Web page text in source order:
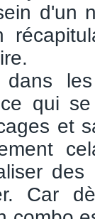
d'un
qui
et
Car